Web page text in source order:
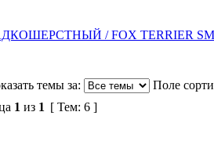
/ FOX TERRIER
темы за:
Поле
1 из 1 [ Тем: 6 ]